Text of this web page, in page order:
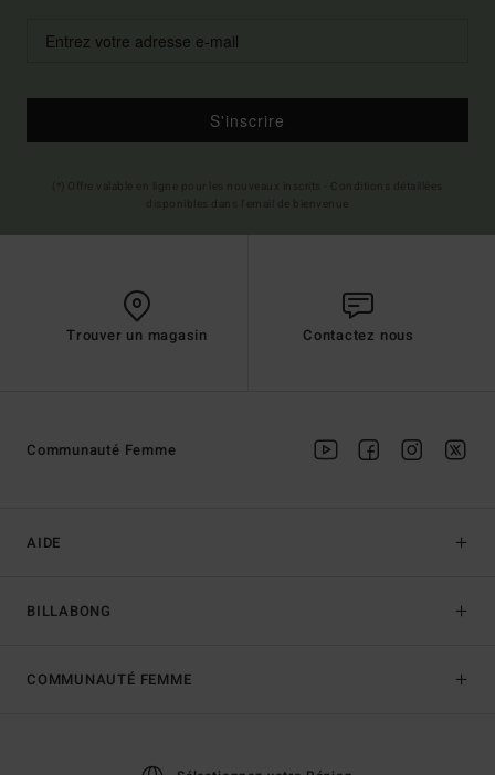
S'inscrire
Trouver un magasin Contactez nous
AIDE
BILLABONG
Communauté Femme
COMMUNAUTÉ FEMME